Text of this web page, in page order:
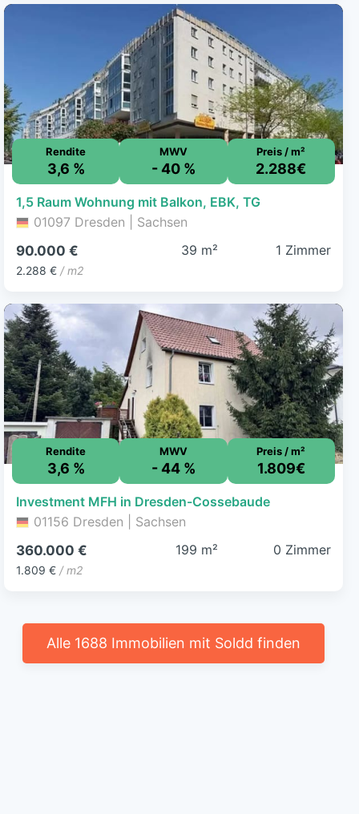
Rendite
3,6 %
MWV
- 40 %
Preis / m²
2.288€
1,5 Raum Wohnung mit Balkon, EBK, TG
01097 Dresden | Sachsen
90.000 €
2.288 € / m2
39 m² 1 Zimmer
Rendite
3,6 %
MWV
- 44 %
Preis / m²
1.809€
Investment MFH in Dresden-Cossebaude
01156 Dresden | Sachsen
360.000 €
1.809 € / m2
199 m² 0 Zimmer
Alle 1688 Immobilien mit Soldd finden